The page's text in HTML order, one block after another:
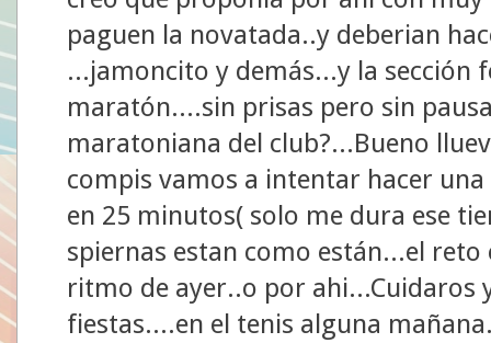
paguen la novatada..y deberian
...jamoncito y demás...y la sección
maratón....sin prisas pero sin
maratoniana del club?...Bueno
compis vamos a intentar hacer
en 25 minutos( solo me dura ese
spiernas estan como están...el
ritmo de ayer..o por ahi...Cuidaros
fiestas....en el tenis alguna